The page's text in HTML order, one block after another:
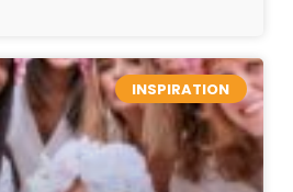
INSPIRATION